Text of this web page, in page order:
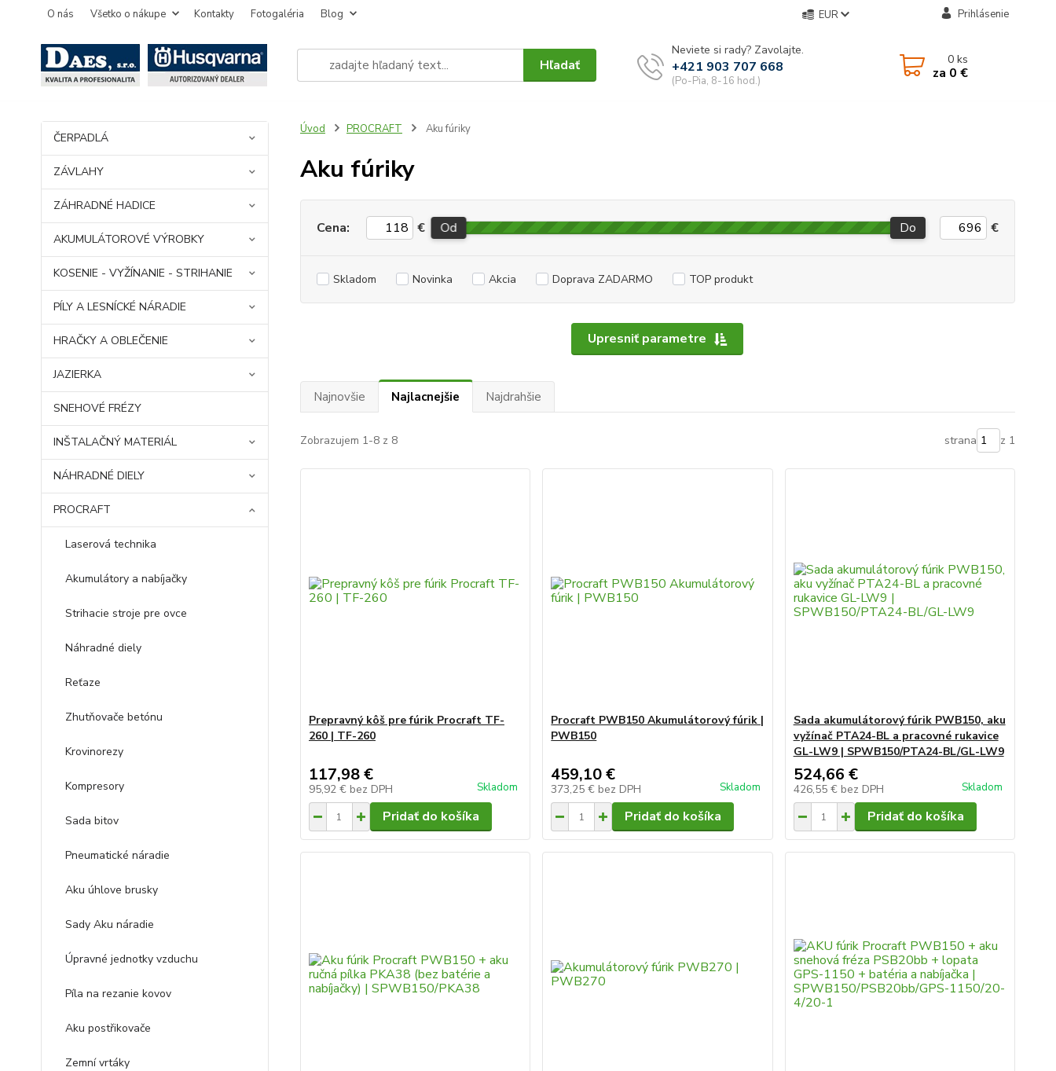
O nás Všetko o nákupe Kontakty Fotogaléria Blog EUR Prihlásenie
Hľadať
Neviete si rady? Zavolajte.
+421 903 707 668
(Po-Pia, 8-16 hod.)
0ks
za 0 €
ČERPADLÁ
ZÁVLAHY
ZÁHRADNÉ HADICE
AKUMULÁTOROVÉ VÝROBKY
KOSENIE - VYŽÍNANIE - STRIHANIE
PÍLY A LESNÍCKÉ NÁRADIE
HRAČKY A OBLEČENIE
JAZIERKA
SNEHOVÉ FRÉZY
INŠTALAČNÝ MATERIÁL
NÁHRADNÉ DIELY
PROCRAFT
Laserová technika
Akumulátory a nabíjačky
Strihacie stroje pre ovce
Náhradné diely
Reťaze
Zhutňovače betónu
Krovinorezy
Kompresory
Sada bitov
Pneumatické náradie
Aku úhlove brusky
Sady Aku náradie
Úpravné jednotky vzduchu
Píla na rezanie kovov
Aku postřikovače
Zemní vrtáky
Úvod PROCRAFT Aku fúriky
Aku fúriky
Upresniť parametre
Cena: € Od Do €
Skladom Novinka Akcia Doprava ZADARMO TOP produkt
Najnovšie Najlacnejšie Najdrahšie
Zobrazujem 1-8 z 8 strana z 1
Prepravný kôš pre fúrik Procraft TF-
260 | TF-260
117,98 €
95,92 € bez DPH Skladom
Pridať do košíka
Procraft PWB150 Akumulátorový fúrik |
PWB150
459,10 €
373,25 € bez DPH Skladom
Pridať do košíka
Sada akumulátorový fúrik PWB150, aku
vyžínač PTA24-BL a pracovné rukavice
GL-LW9 | SPWB150/PTA24-BL/GL-LW9
524,66 €
426,55 € bez DPH Skladom
Pridať do košíka